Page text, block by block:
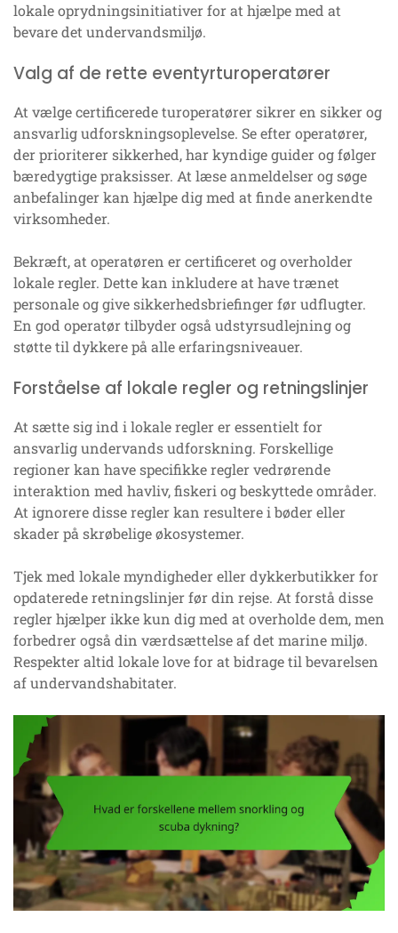
lokale oprydningsinitiativer for at hjælpe med at
bevare det undervandsmiljø.
Valg af de rette eventyrturoperatører
At vælge certificerede turoperatører sikrer en sikker og
ansvarlig udforskningsoplevelse. Se efter operatører,
der prioriterer sikkerhed, har kyndige guider og følger
bæredygtige praksisser. At læse anmeldelser og søge
anbefalinger kan hjælpe dig med at finde anerkendte
virksomheder.
Bekræft, at operatøren er certificeret og overholder
lokale regler. Dette kan inkludere at have trænet
personale og give sikkerhedsbriefinger før udflugter.
En god operatør tilbyder også udstyrsudlejning og
støtte til dykkere på alle erfaringsniveauer.
Forståelse af lokale regler og retningslinjer
At sætte sig ind i lokale regler er essentielt for
ansvarlig undervands udforskning. Forskellige
regioner kan have specifikke regler vedrørende
interaktion med havliv, fiskeri og beskyttede områder.
At ignorere disse regler kan resultere i bøder eller
skader på skrøbelige økosystemer.
Tjek med lokale myndigheder eller dykkerbutikker for
opdaterede retningslinjer før din rejse. At forstå disse
regler hjælper ikke kun dig med at overholde dem, men
forbedrer også din værdsættelse af det marine miljø.
Respekter altid lokale love for at bidrage til bevarelsen
af undervandshabitater.